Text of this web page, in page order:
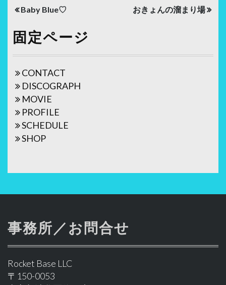
投
稿
ナ
ビ
ゲ
ー
シ
ョ
ン
Baby Blue♡ おきょんの溜まり場
固定ページ
CONTACT
DISCOGRAPH
MOVIE
PROFILE
SCHEDULE
SHOP
事務所／お問合せ
Rocket Base LLC
〒150-0053